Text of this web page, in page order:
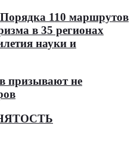
110 маршрутов
в 35 регионах
науки и
призывают не